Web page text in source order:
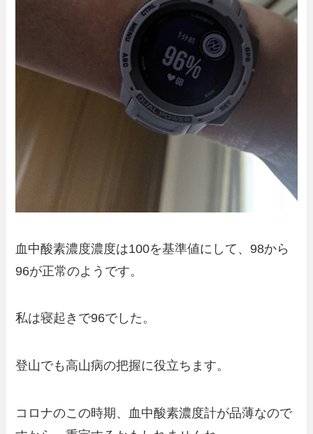
血中酸素濃度濃度は100を基準値にして、98から
96が正常のようです。
私は寝起きで96でした。
登山でも高山病の把握に役立ちます。
コロナのこの時期、血中酸素濃度計が品薄なので